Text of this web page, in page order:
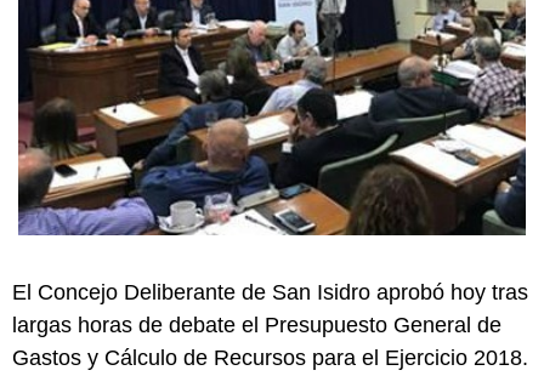
El Concejo Deliberante de San Isidro aprobó hoy tras
largas horas de debate el Presupuesto General de
Gastos y Cálculo de Recursos para el Ejercicio 2018.